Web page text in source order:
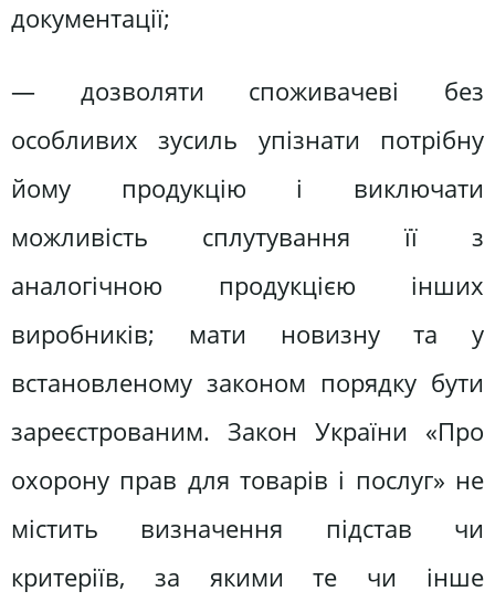
документації;
— дозволяти споживачеві без
особливих зусиль упізнати потрібну
йому продукцію і виключати
можливість сплутування її з
аналогічною продукцією інших
виробників; мати новизну та у
встановленому законом порядку бути
зареєстрованим. Закон України «Про
охорону прав для товарів і послуг» не
містить визначення підстав чи
критеріїв, за якими те чи інше